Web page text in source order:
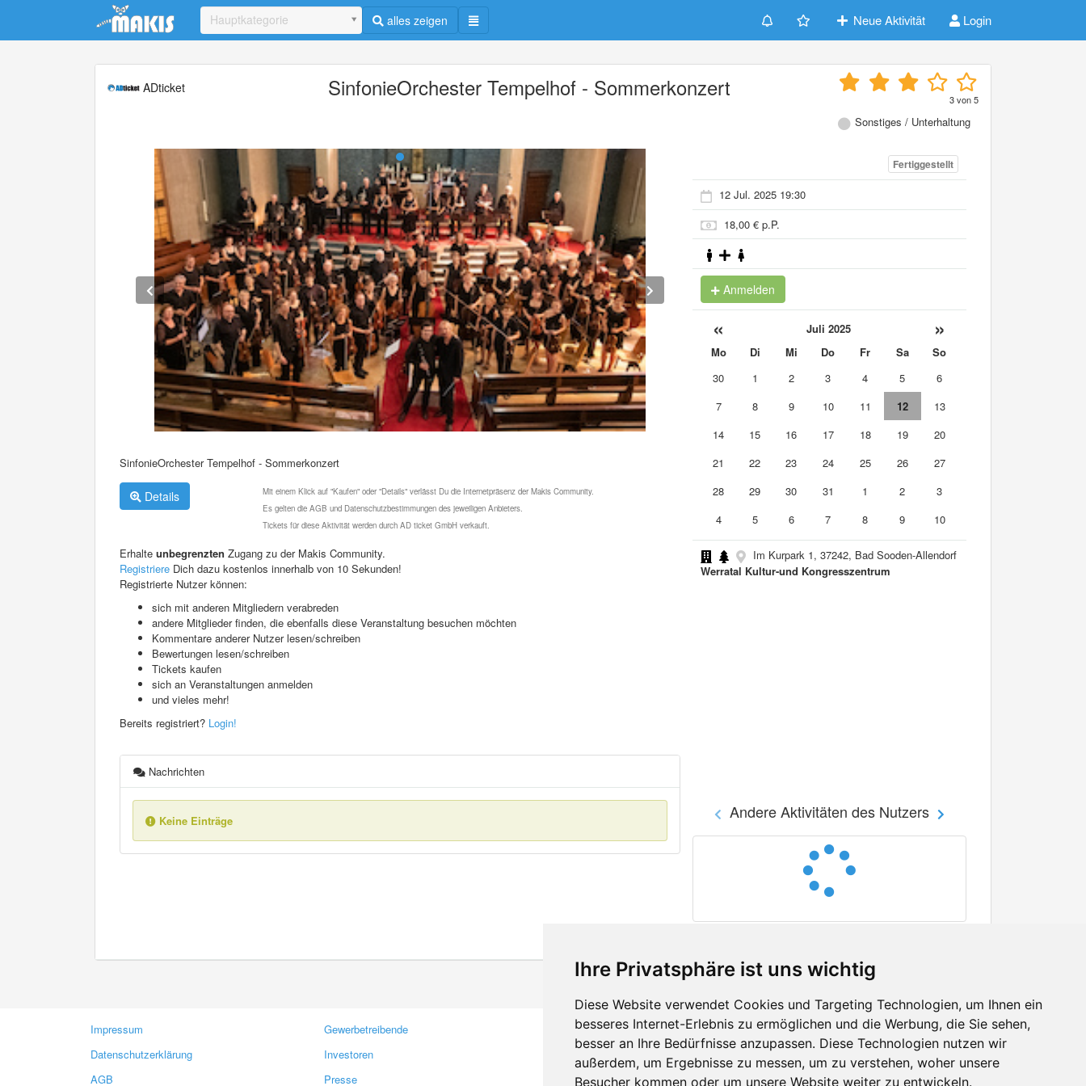
Ihre Privatsphäre ist uns wichtig
Diese Website verwendet Cookies und Targeting Technologien, um Ihnen ein
besseres Internet-Erlebnis zu ermöglichen und die Werbung, die Sie sehen,
besser an Ihre Bedürfnisse anzupassen. Diese Technologien nutzen wir
außerdem, um Ergebnisse zu messen, um zu verstehen, woher unsere
Besucher kommen oder um unsere Website weiter zu entwickeln.
Update cookies preferences
Hauptkategorie alles zeigen Neue Aktivität Login
ADticket SinfonieOrchester Tempelhof - Sommerkonzert 3von5
Sonstiges / Unterhaltung
SinfonieOrchester Tempelhof - Sommerkonzert
Details
Mit einem Klick auf "Kaufen" oder "Details" verlässt Du die Internetpräsenz der Makis Community.
Es gelten die AGB und Datenschutzbestimmungen des jeweiligen Anbieters.
Tickets für diese Aktivität werden durch AD ticket GmbH verkauft.
Erhalte unbegrenzten Zugang zu der Makis Community.
Registriere Dich dazu kostenlos innerhalb von 10 Sekunden!
Registrierte Nutzer können:
sich mit anderen Mitgliedern verabreden
andere Mitglieder finden, die ebenfalls diese Veranstaltung besuchen möchten
Kommentare anderer Nutzer lesen/schreiben
Bewertungen lesen/schreiben
Tickets kaufen
sich an Veranstaltungen anmelden
und vieles mehr!
Bereits registriert? Login!
Nachrichten
Keine Einträge
Fertiggestellt
12 Jul. 2025 19:30
18,00 € p.P.
Anmelden
« Juli 2025 »
Mo Di Mi Do Fr Sa
So
30
1 2 3 4 5
6
7
8 9 10 11 12
13
14
15 16 17 18 19
20
21
22 23 24 25 26
27
28
29 30 31 1 2
3
4
5 6 7 8 9 10
Im Kurpark 1, 37242, Bad Sooden-Allendorf
Werratal Kultur-und Kongresszentrum
Andere Aktivitäten des Nutzers
Impressum
Datenschutzerklärung
AGB
Gewerbetreibende
Investoren
Presse
Kontakt
Feedback
Fehler melden
Facebook
Twitter
YouTube